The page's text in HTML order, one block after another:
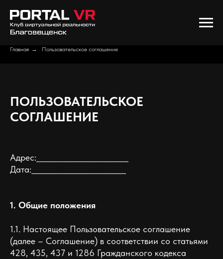
Главная → Пользовательское соглашение
ПОЛЬЗОВАТЕЛЬСКОЕ
СОГЛАШЕНИЕ
Адрес:_____________________________________
Дата:______________________________________
1. Общие положения
1.1. Настоящее Пользовательское соглашение
(далее – Соглашение) в соответствии со статьями
428, 435, 437 и 1286 Гражданского кодекса